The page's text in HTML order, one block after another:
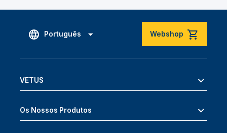
Português Webshop
VETUS
Os Nossos Produtos